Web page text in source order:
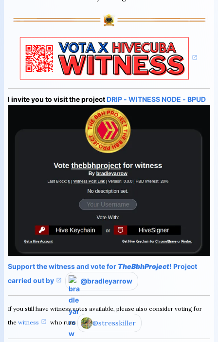
I invite you to visit the projectDRIP - WITNESS NODE - BPUD
Support the witness and vote for TheBbhProject! Project
carried out by
@bradleyarrow
If you still have witness votes available, please also consider voting for
the witness who runs @stresskiller